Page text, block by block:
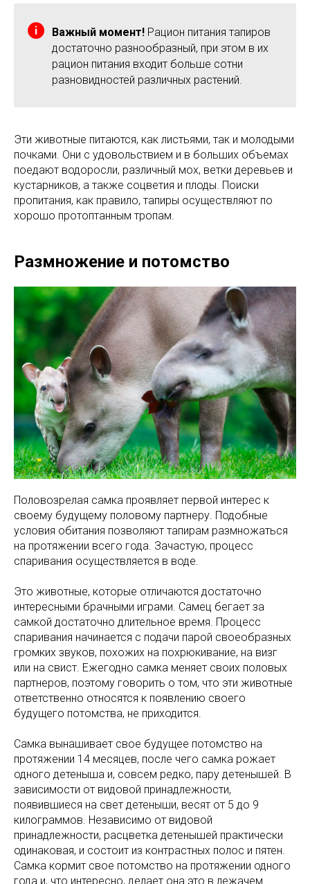
Важный момент! Рацион питания тапиров
достаточно разнообразный, при этом в их
рацион питания входит больше сотни
разновидностей различных растений.
Эти животные питаются, как листьями, так и молодыми
почками. Они с удовольствием и в больших объемах
поедают водоросли, различный мох, ветки деревьев и
кустарников, а также соцветия и плоды. Поиски
пропитания, как правило, тапиры осуществляют по
хорошо протоптанным тропам.
Размножение и потомство
Половозрелая самка проявляет первой интерес к
своему будущему половому партнеру. Подобные
условия обитания позволяют тапирам размножаться
на протяжении всего года. Зачастую, процесс
спаривания осуществляется в воде.
Это животные, которые отличаются достаточно
интересными брачными играми. Самец бегает за
самкой достаточно длительное время. Процесс
спаривания начинается с подачи парой своеобразных
громких звуков, похожих на похрюкивание, на визг
или на свист. Ежегодно самка меняет своих половых
партнеров, поэтому говорить о том, что эти животные
ответственно относятся к появлению своего
будущего потомства, не приходится.
Самка вынашивает свое будущее потомство на
протяжении 14 месяцев, после чего самка рожает
одного детеныша и, совсем редко, пару детенышей. В
зависимости от видовой принадлежности,
появившиеся на свет детеныши, весят от 5 до 9
килограммов. Независимо от видовой
принадлежности, расцветка детенышей практически
одинаковая, и состоит из контрастных полос и пятен.
Самка кормит свое потомство на протяжении одного
года и, что интересно, делает она это в лежачем